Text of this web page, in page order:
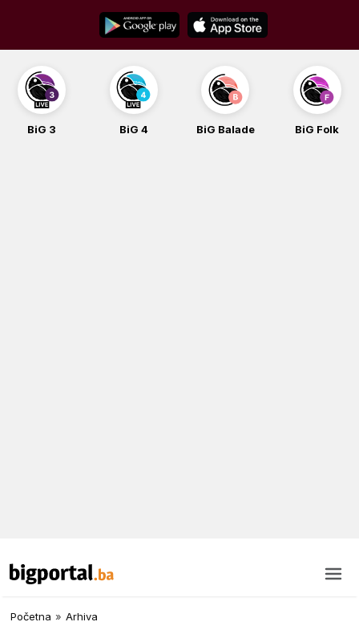
content
BiG 3 BiG 4 BiG Balade BiG Folk
Početna » Arhiva